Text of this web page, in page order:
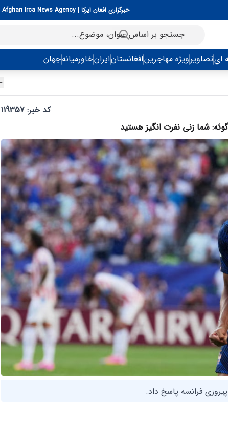
خبرگزاری افغان ایرکا | Afghan Irca News Agency
ایتصاویرویژه مهاجرینافغانستانایرانخاورمیانهجهان
کد خبر: 119357
شما زنی نفرت انگیز هستید
پیروزی فرانسه پاسخ داد.